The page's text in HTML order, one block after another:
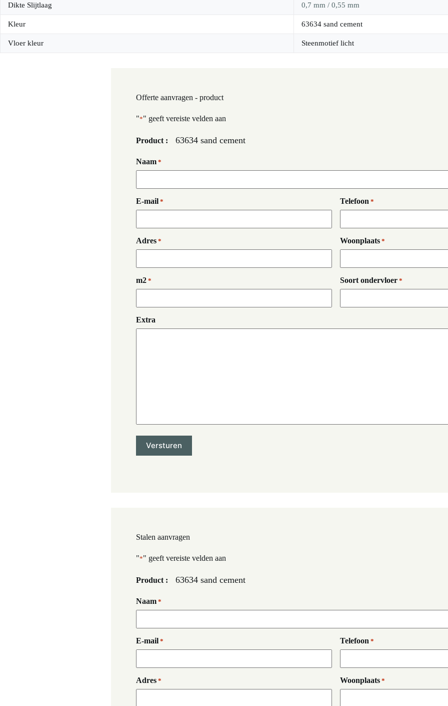
Dikte Slijtlaag 0,7 mm / 0,55 mm
Kleur 63634 sand cement
Vloer kleur Steenmotief licht
Offerte aanvragen - product
"*" geeft vereiste velden aan
Product : 63634 sand cement
Naam *
E-mail * Telefoon *
Adres * Woonplaats *
m2 * Soort ondervloer *
Extra
Stalen aanvragen
"*" geeft vereiste velden aan
Product : 63634 sand cement
Naam *
E-mail * Telefoon *
Adres * Woonplaats *